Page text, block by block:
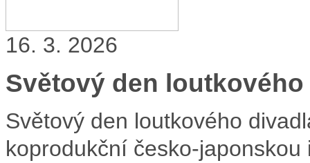
16. 3. 2026
Světový den
Světový den loutkového
koprodukční česko-